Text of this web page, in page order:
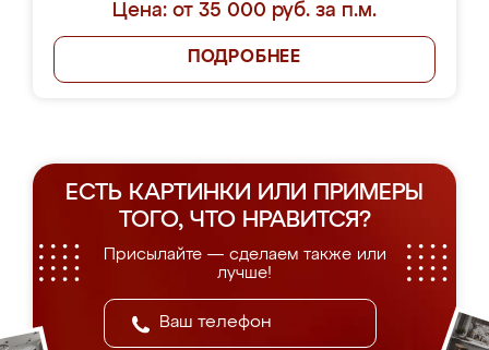
Цена: от 35 000 руб. за п.м.
ПОДРОБНЕЕ
ЕСТЬ КАРТИНКИ ИЛИ ПРИМЕРЫ
ТОГО, ЧТО НРАВИТСЯ?
Присылайте — сделаем также или
лучше!